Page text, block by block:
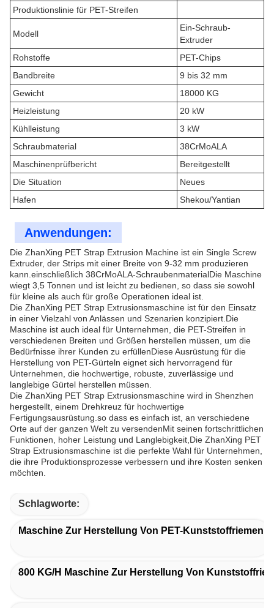
Produktionslinie für PET-Streifen
Modell
Ein-Schraub-
Extruder
Rohstoffe
PET-Chips
Bandbreite
9 bis 32 mm
Gewicht
18000 KG
Heizleistung
20 kW
Kühlleistung
3 kW
Schraubmaterial
38CrMoALA
Maschinenprüfbericht
Bereitgestellt
Die Situation
Neues
Hafen
Shekou/Yantian
Anwendungen:
Die ZhanXing PET Strap Extrusion Machine ist ein Single Screw
Extruder, der Strips mit einer Breite von 9-32 mm produzieren
kann.einschließlich 38CrMoALA-SchraubenmaterialDie Maschine
wiegt 3,5 Tonnen und ist leicht zu bedienen, so dass sie sowohl
für kleine als auch für große Operationen ideal ist.
Die ZhanXing PET Strap Extrusionsmaschine ist für den Einsatz
in einer Vielzahl von Anlässen und Szenarien konzipiert.Die
Maschine ist auch ideal für Unternehmen, die PET-Streifen in
verschiedenen Breiten und Größen herstellen müssen, um die
Bedürfnisse ihrer Kunden zu erfüllenDiese Ausrüstung für die
Herstellung von PET-Gürteln eignet sich hervorragend für
Unternehmen, die hochwertige, robuste, zuverlässige und
langlebige Gürtel herstellen müssen.
Die ZhanXing PET Strap Extrusionsmaschine wird in Shenzhen
hergestellt, einem Drehkreuz für hochwertige
Fertigungsausrüstung.so dass es einfach ist, an verschiedene
Orte auf der ganzen Welt zu versendenMit seinen fortschrittlichen
Funktionen, hoher Leistung und Langlebigkeit,Die ZhanXing PET
Strap Extrusionsmaschine ist die perfekte Wahl für Unternehmen,
die ihre Produktionsprozesse verbessern und ihre Kosten senken
möchten.
Schlagworte:
Maschine Zur Herstellung Von PET-Kunststoffriemen
800 KG/h Maschine Zur Herstellung Von